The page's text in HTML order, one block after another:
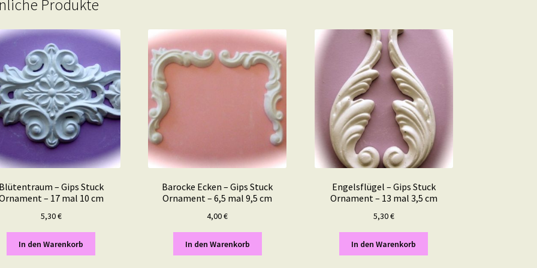
Produkte
– Gips Stuck
– 17 mal 10 cm
5,30€
In den Warenkorb
Barocke Ecken – Gips Stuck
Ornament – 6,5 mal 9,5 cm
4,00€
In den Warenkorb
Engelsflügel – Gips Stuck
Ornament – 13 mal 3,5 cm
5,30€
In den Warenkorb